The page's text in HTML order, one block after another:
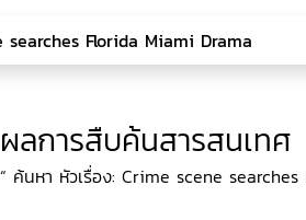
ผลการสืบค้นสารสนเทศ
“ ค้นหา หัวเรื่อง: Crime scene